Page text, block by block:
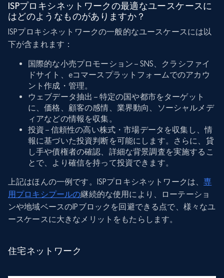
ISPプロキシネットワークの最適なユースケースに
はどのようなものがありますか？
ISPプロキシネットワークの一般的なユースケースには以
下が含まれます：
国際的な小売プロモーション – SNS、クラシファイ
ドサイト、eコマースプラットフォームでのアカウ
ント作成・管理。
ウェブデータ抽出 – 特定の国や都市をターゲット
に、価格、顧客の感情、業界動向、ソーシャルメデ
ィアなどの情報を収集。
投資 – 信頼性の高い株式・市場データを収集し、情
報に基づいた投資判断を可能にします。さらに、貸
し手や債権者の確認、詳細な背景調査を実施するこ
とで、より確信を持って投資できます。
上記はほんの一例です。ISPプロキシネットワークは、専
用プロキシプールの継続的な使用により、ローテーショ
ンや地域ベースのIPブロックを回避できる点で、様々なユ
ースケースに大きなメリットをもたらします。
住宅ネットワーク